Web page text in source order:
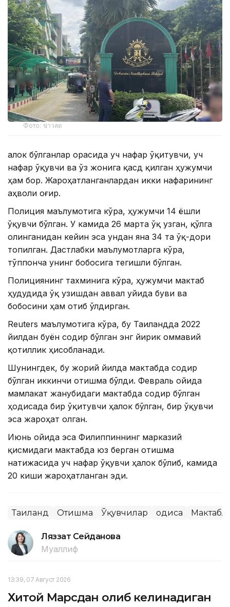
Фото: ข่าวสด
Ҳалок бўлганлар орасида уч нафар ўқитувчи, уч
нафар ўқувчи ва ўз жонига қасд қилган ҳужумчи
ҳам бор. Жароҳатланганлардан икки нафарининг
аҳволи оғир.
Полиция маълумотига кўра, ҳужумчи 14 ёшли
ўқувчи бўлган. У камида 26 марта ўқ узган, қўлга
олинганидан кейин эса ундан яна 34 та ўқ-дори
топилган. Дастлабки маълумотларга кўра,
тўппонча унинг бобосига тегишли бўлган.
Полициянинг тахминига кўра, ҳужумчи мактаб
ҳудудида ўқ узишдан аввал уйида буви ва
бобосини ҳам отиб ўлдирган.
Reuters маълумотига кўра, бу Таиландда 2022
йилдан буён содир бўлган энг йирик оммавий
қотиллик ҳисобланади.
Шунингдек, бу жорий йилда мактабда содир
бўлган иккинчи отишма бўлди. Февраль ойида
мамлакат жанубидаги мактабда содир бўлган
ҳодисада бир ўқитувчи ҳалок бўлган, бир ўқувчи
эса жароҳат олган.
Июнь ойида эса Филиппиннинг марказий
қисмидаги мактабда юз берган отишма
натижасида уч нафар ўқувчи ҳалок бўлиб, камида
20 киши жароҳатланган эди.
Таиланд Отишма Ўқувчилар Ҳодиса
Ляззат Сейданова
Муаллиф
13:39, 07 Август 2026
Хитой Марсдан олиб келинадиган